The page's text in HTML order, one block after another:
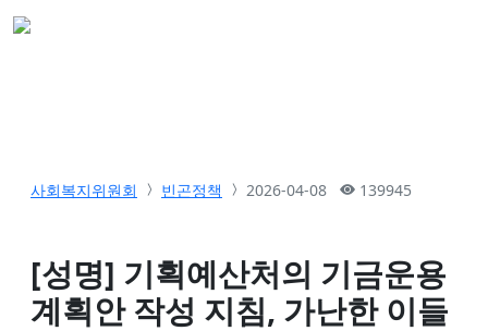
사회복지위원회 빈곤정책 2026-04-08 139945
[성명] 기획예산처의 기금운용
계획안 작성 지침, 가난한 이들